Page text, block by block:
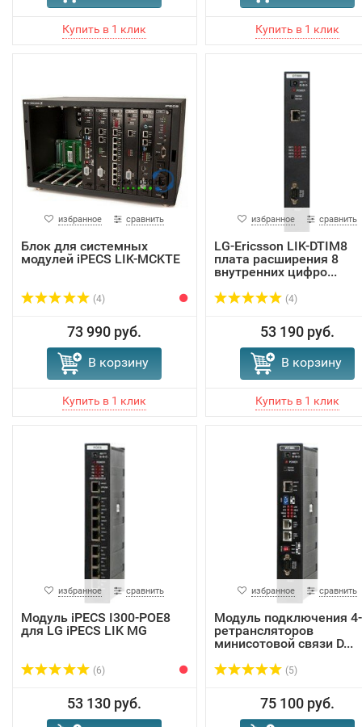
избранное сравнить
Блок для системных
модулей iPECS LIK-MCKTE
(4)
73 990 руб.
В корзину
избранное сравнить
LG-Ericsson LIK-DTIM8
плата расширения 8
внутренних цифро...
(4)
53 190 руб.
В корзину
избранное сравнить
Модуль iPECS I300-POE8
для LG iPECS LIK MG
(6)
53 130 руб.
избранное сравнить
Модуль подключения
ретрансляторов
минисотовой связи D...
(5)
75 100 руб.